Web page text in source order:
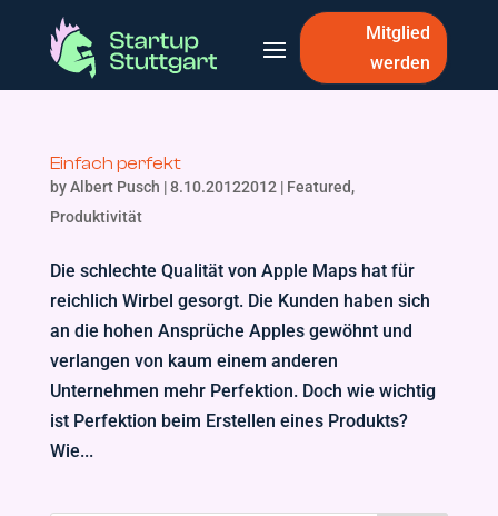
Mitglied
werden
Einfach perfekt
byAlbert Pusch |8.10.20122012 | Featured,
Produktivität
Die schlechte Qualität von Apple Maps hat für
reichlich Wirbel gesorgt. Die Kunden haben sich
an die hohen Ansprüche Apples gewöhnt und
verlangen von kaum einem anderen
Unternehmen mehr Perfektion. Doch wie wichtig
ist Perfektion beim Erstellen eines Produkts?
Wie...